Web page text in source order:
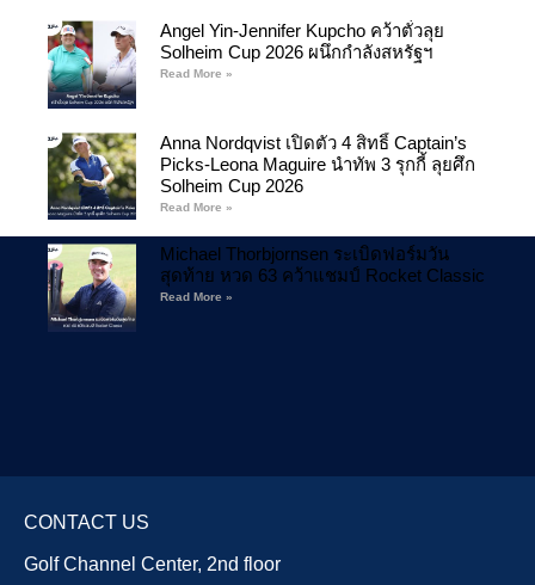
Angel Yin-Jennifer Kupcho คว้าตั๋วลุย
Solheim Cup 2026 ผนึกกำลังสหรัฐฯ
Read More »
Anna Nordqvist เปิดตัว 4 สิทธิ์ Captain’s
Picks-Leona Maguire นำทัพ 3 รุกกี้ ลุยศึก
Solheim Cup 2026
Read More »
Michael Thorbjornsen ระเบิดฟอร์มวัน
สุดท้าย หวด 63 คว้าแชมป์ Rocket Classic
Read More »
CONTACT US
Golf Channel Center, 2nd floor